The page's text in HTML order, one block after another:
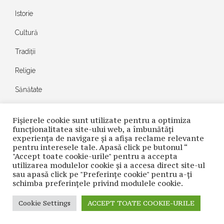
Istorie
Cultură
Tradiții
Religie
Sănătate
Opinii
Autori
Cele mai recente
Fișierele cookie sunt utilizate pentru a optimiza
funcţionalitatea site-ului web, a îmbunătăţi
experienţa de navigare şi a afişa reclame relevante
pentru interesele tale. Apasă click pe butonul “
"Accept toate cookie-urile" pentru a accepta
utilizarea modulelor cookie şi a accesa direct site-ul
sau apasă click pe "Preferințe cookie" pentru a-ţi
schimba preferinţele privind modulele cookie.
Cookie Settings ACCEPT TOATE COOKIE-URILE